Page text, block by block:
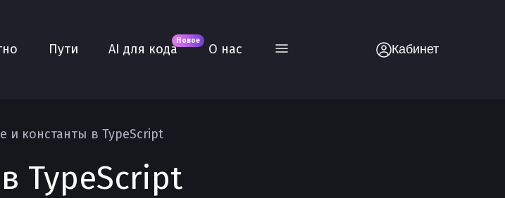
Пути AI для кода
Новое
О нас Кабинет
и константы в TypeScript
TypeScript